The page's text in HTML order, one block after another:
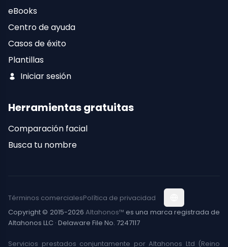
eBooks
Centro de ayuda
Casos de éxito
Plantillas
Iniciar sesión
Herramientas gratuitas
Comparación facial
Busca tu nombre
Copyright © 2015-2026 Altahonos™ es una marca registrada de
Altahonos LLC · Delaware File No. 7247117
Términos comercialesPolítica de privacidad
Servicios prestados conjuntamente por Altahonos Ltd (Reino